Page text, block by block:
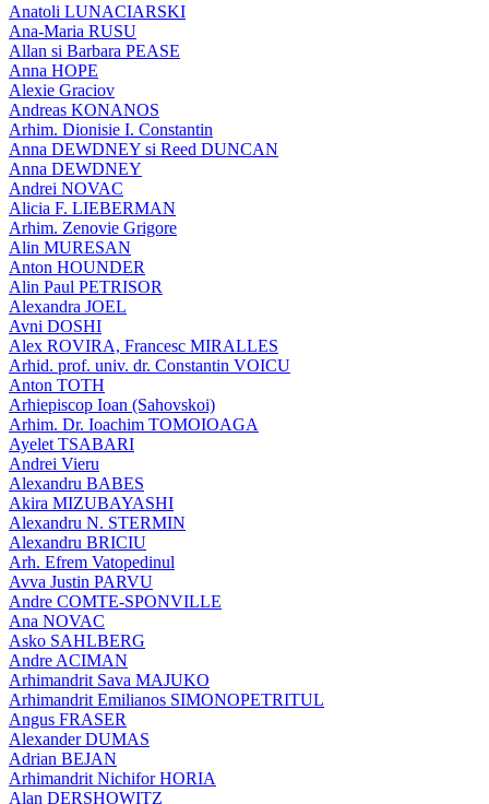
Anatoli LUNACIARSKI
Ana-Maria RUSU
Allan si Barbara PEASE
Anna HOPE
Alexie Graciov
Andreas KONANOS
Arhim. Dionisie I. Constantin
Anna DEWDNEY si Reed DUNCAN
Anna DEWDNEY
Andrei NOVAC
Alicia F. LIEBERMAN
Arhim. Zenovie Grigore
Alin MURESAN
Anton HOUNDER
Alin Paul PETRISOR
Alexandra JOEL
Avni DOSHI
Alex ROVIRA, Francesc MIRALLES
Arhid. prof. univ. dr. Constantin VOICU
Anton TOTH
Arhiepiscop Ioan (Sahovskoi)
Arhim. Dr. Ioachim TOMOIOAGA
Ayelet TSABARI
Andrei Vieru
Alexandru BABES
Akira MIZUBAYASHI
Alexandru N. STERMIN
Alexandru BRICIU
Arh. Efrem Vatopedinul
Avva Justin PARVU
Andre COMTE-SPONVILLE
Ana NOVAC
Asko SAHLBERG
Andre ACIMAN
Arhimandrit Sava MAJUKO
Arhimandrit Emilianos SIMONOPETRITUL
Angus FRASER
Alexander DUMAS
Adrian BEJAN
Arhimandrit Nichifor HORIA
Alan DERSHOWITZ